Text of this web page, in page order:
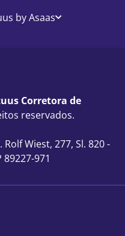
by Asaas
Corretora de
reservados.
Rolf Wiest, 277, Sl. 820 -
89227-971